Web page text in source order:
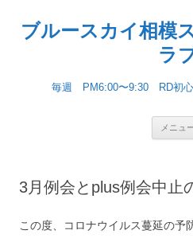
ブルースカイ相模
ラ
毎週 PM6:00〜9:30 RD初
メニュ
3月例会とplus例会中止
この度、コロナウイルス蔓延の予